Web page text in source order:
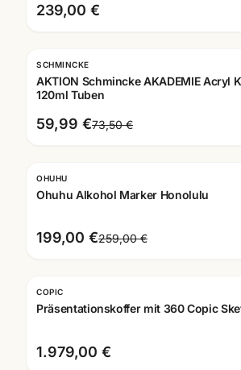
239,00 €
SCHMINCKE
AKTION Schmincke AKADEMIE Acryl
120ml Tuben
59,99 €73,50 €
OHUHU
Ohuhu Alkohol Marker Honolulu
199,00 €259,00 €
COPIC
Präsentationskoffer mit 360 Copic
1.979,00 €